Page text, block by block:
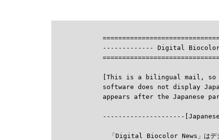
------------- Digital Biocolor
[This is a bilingual mail, so
software does not display
---------------------
「Digital Biocolor News」はデジ